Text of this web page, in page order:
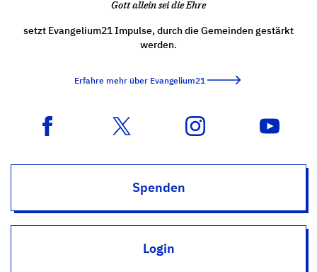
Gott allein sei die Ehre
setzt Evangelium21 Impulse, durch die Gemeinden gestärkt
werden.
Erfahre mehr über Evangelium21
Spenden
Login